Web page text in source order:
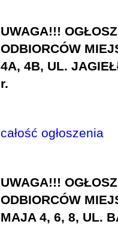
UWAGA!!!
ODBIORCÓW
4A, 4B, UL.
r.
całość ogłoszenia
UWAGA!!!
ODBIORCÓW
MAJA 4, 6, 8, UL.